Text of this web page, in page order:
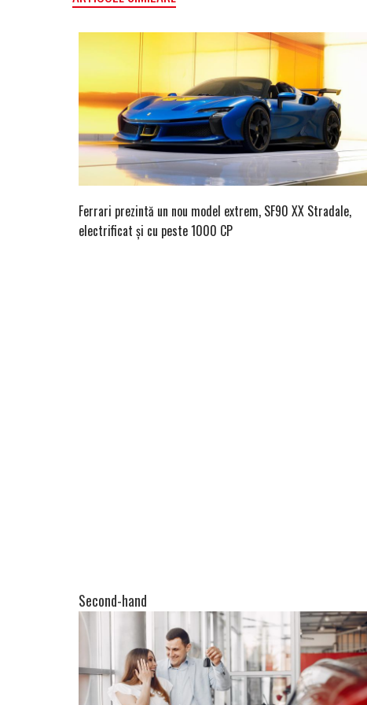
Ferrari prezintă un nou model extrem, SF90 XX Stradale,
electrificat și cu peste 1000 CP
Second-hand